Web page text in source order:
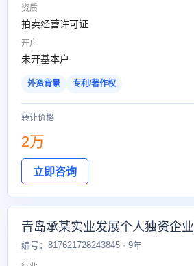
资质
拍卖经营许可证
开户
未开基本户
外资背景 专利/著作权
转让价格
2万
立即咨询
青岛承某实业发展个人独资企业
编号：817621728243845 · 9年